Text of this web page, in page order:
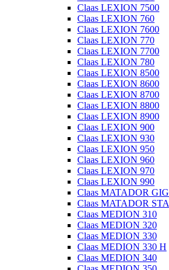
Claas LEXION 7500
Claas LEXION 760
Claas LEXION 7600
Claas LEXION 770
Claas LEXION 7700
Claas LEXION 780
Claas LEXION 8500
Claas LEXION 8600
Claas LEXION 8700
Claas LEXION 8800
Claas LEXION 8900
Claas LEXION 900
Claas LEXION 930
Claas LEXION 950
Claas LEXION 960
Claas LEXION 970
Claas LEXION 990
Claas MATADOR
Claas MATADOR
Claas MEDION 310
Claas MEDION 320
Claas MEDION 330
Claas MEDION 330 H
Claas MEDION 340